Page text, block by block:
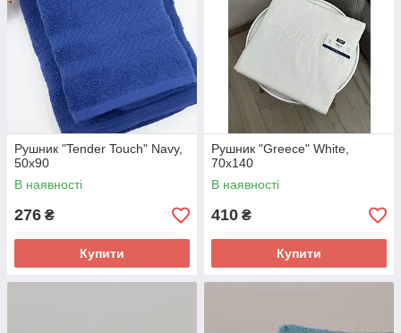
Рушник "Tender Touch" Navy,
50x90
В наявності
276 ₴
Купити
Рушник "Greece" White,
70x140
В наявності
410 ₴
Купити